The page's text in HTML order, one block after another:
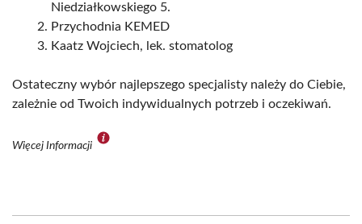
Niedziałkowskiego 5.
Przychodnia KEMED
Kaatz Wojciech, lek. stomatolog
Ostateczny wybór najlepszego specjalisty należy do Ciebie,
zależnie od Twoich indywidualnych potrzeb i oczekiwań.
Więcej Informacji